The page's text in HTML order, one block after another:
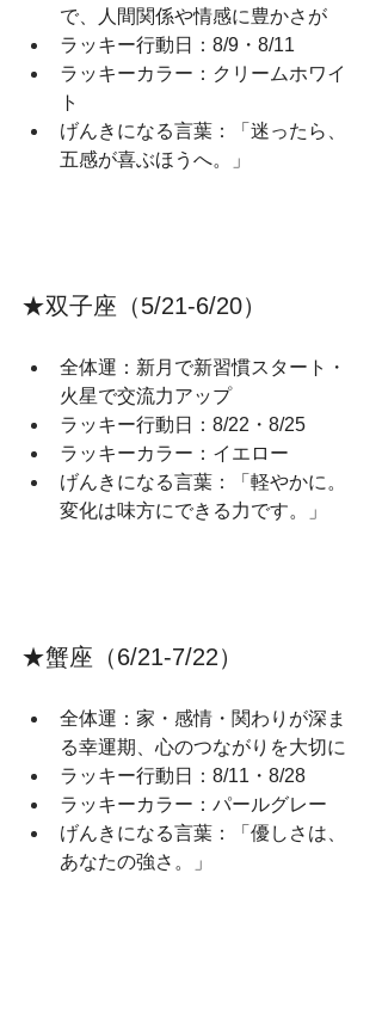
で、人間関係や情感に豊かさが
ラッキー行動日：8/9・8/11
ラッキーカラー：クリームホワイ
ト
げんきになる言葉：「迷ったら、
五感が喜ぶほうへ。」
★双子座（5/21‑6/20）
全体運：新月で新習慣スタート・
火星で交流力アップ
ラッキー行動日：8/22・8/25
ラッキーカラー：イエロー
げんきになる言葉：「軽やかに。
変化は味方にできる力です。」
★蟹座（6/21‑7/22）
全体運：家・感情・関わりが深ま
る幸運期、心のつながりを大切に
ラッキー行動日：8/11・8/28
ラッキーカラー：パールグレー
げんきになる言葉：「優しさは、
あなたの強さ。」